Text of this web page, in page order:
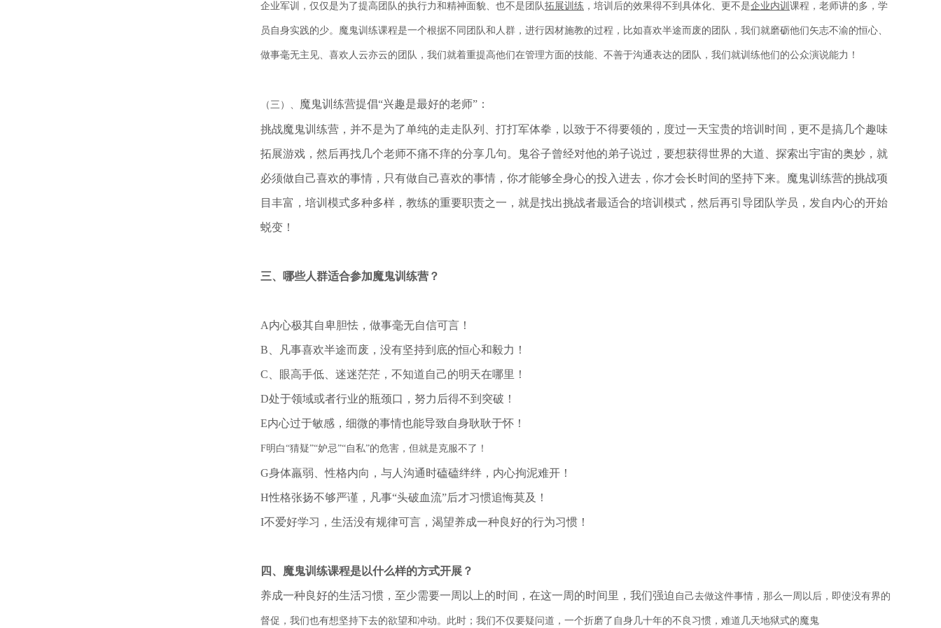
企业军训，仅仅是为了提高团队的执行力和精神面貌、也不是团队拓展训练 ，培训后的效果得不到具体化、更不是企业内训 课程， 老师讲的多，学
员自身实践的少。魔鬼训练课程是一个根据不同团队和人群，进行因材施教的过程，比如喜欢半途而废的团队，我们就磨砺他们矢志不渝的恒心、
做事毫无主见、喜欢人云亦云的团队，我们就着重提高他们在管理方面的技能、不善于沟通表达的团队，我们就训练他们的公众演说能力！
（三）、 魔鬼训练营提倡“兴趣是最好的老师”：
挑战魔鬼训练营，并不是为了单纯的走走队列、打打军体拳，以致于不得要领的， 度过一天宝贵的培训时间，更不是搞几个趣味
拓展游戏，然后再找几个老师不痛不痒的分享几句。鬼谷子曾经对他的弟子说过，要想获得世界的大道、探索出宇宙的奥妙，就
必须做自己喜欢的事情，只有做自己喜欢的事情，你才能够全身心的投入进去，你才会长时间的坚持下来。魔鬼训练营的挑战项
目丰富，培训模式多种多样，教练的重要职责之一，就是找出挑战者最适合的培训模式，然后再引导团队学员，发自内心的开始
蜕变！
三、哪些人群适合参加魔鬼训练营？
A内心极其自卑胆怯，做事毫无自信可言！
B、凡事喜欢半途而废，没有坚持到底的恒心和毅力！
C、眼高手低、迷迷茫茫，不知道自己的明天在哪里！
D处于领域或者行业的瓶颈口，努力后得不到突破！
E内心过于敏感，细微的事情也能导致自身耿耿于怀！
F明白“猜疑”“妒忌”“自私”的危害，但就是克服不了！
G身体羸弱、性格内向，与人沟通时磕磕绊绊，内心拘泥难开！
H性格张扬不够严谨，凡事“头破血流”后才习惯追悔莫及！
I不爱好学习，生活没有规律可言，渴望养成一种良好的行为习惯！
四、魔鬼训练课程是以什么样的方式开展？
养成一种良好的生活习惯，至少需要一周以上的时间，在这一周的时间里，我们强迫 自己去做这件事情，那么一周以后，即使没有界的
督促，我们也有想坚持下去的欲望和冲动。此时；我们不仅要疑问道，一个折磨了自身几十年的不良习惯，难道几天地狱式的魔鬼